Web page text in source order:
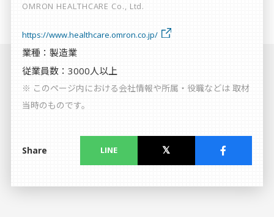
OMRON HEALTHCARE Co., Ltd.
https://www.healthcare.omron.co.jp/
業種：製造業
従業員数：3000人以上
※ このページ内における会社情報や所属・役職などは 取材
当時のものです。
Share LINE